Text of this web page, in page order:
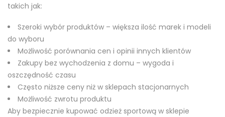
takich jak:
Szeroki wybór produktów – większa ilość marek i modeli
do wyboru
Możliwość porównania cen i opinii innych klientów
Zakupy bez wychodzenia z domu – wygoda i
oszczędność czasu
Często niższe ceny niż w sklepach stacjonarnych
Możliwość zwrotu produktu
Aby bezpiecznie kupować odzież sportową w sklepie